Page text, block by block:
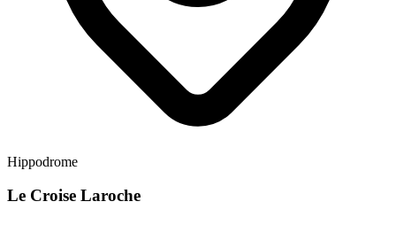
Hippodrome
Le Croise Laroche